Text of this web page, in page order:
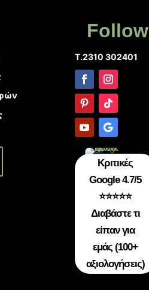
Follow
T.2310 302401
Κριτικές
Google 4.7/5
⭐⭐⭐⭐⭐
Διαβάστε τι
είπαν για
εμάς (100+
αξιολογήσεις)